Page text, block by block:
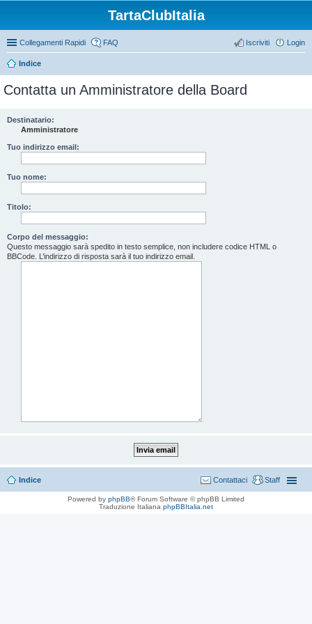
TartaClubItalia
Collegamenti Rapidi FAQ Login
Iscriviti
Indice
Contatta un Amministratore della Board
Destinatario:
Amministratore
Tuo indirizzo email:
Tuo nome:
Titolo:
Corpo del messaggio:
Questo messaggio sarà spedito in testo semplice, non includere codice HTML o
BBCode. L’indirizzo di risposta sarà il tuo indirizzo email.
Indice Staff
Contattaci
Powered by phpBB® Forum Software © phpBB Limited
Traduzione Italiana phpBBItalia.net